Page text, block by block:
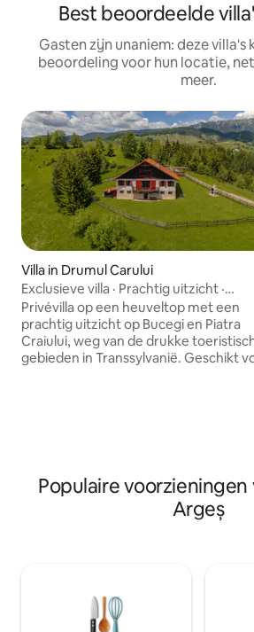
Best beoordeelde
Gasten zijn unaniem: deze villa's
beoordeling voor hun locatie,
meer.
Villa in Drumul Carului
Exclusieve villa · Prachtig uitzicht ·
Geschikt voor 10 personen
Privévilla op een heuveltop met een
prachtig uitzicht op Bucegi en Piatra
Craiului, weg van de drukke
gebieden in Transsylvanië. Geschikt voor
Perfect voor natuurliefhebbers,
wandelaars en liefhebbers van
traditionele dorpjes, met het kasteel
Populaire voorzieningen
Argeș